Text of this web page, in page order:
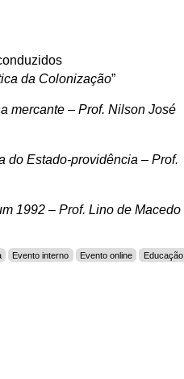
da Colonização”
mercante – Prof. Nilson José
do Estado-providência – Prof.
1992 – Prof. Lino de Macedo
Evento interno Evento online Educação